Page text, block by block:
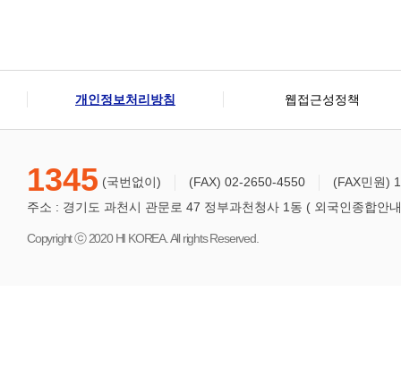
개인정보처리방침 웹접근성정책
1345 (국번없이) (FAX) 02-2650-4550
(FAX민원)
주소 : 경기도 과천시 관문로 47 정부과천청사 1동 ( 외국인종합안
Copyright ⓒ 2020 HI KOREA. All rights Reserved.